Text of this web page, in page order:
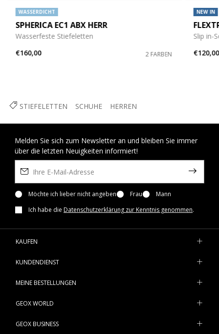
STIEFELETTEN SCHUHE HERREN
WASSERDICHT
SPHERICA EC1 ABX HERR
Wasserfeste Stiefeletten
€160,00
2 FARBEN
NEW IN
Slip in-
€120,00
Melden Sie sich zum Newsletter an und bleiben Sie immer
über die letzten Neuigkeiten informiert!
Möchte ich lieber nicht angeben Frau
Mann
Ich habe die Datenschutzerklärung zur Kenntnis genommen.
KAUFEN
KUNDENDIENST
MEINE BESTELLUNGEN
GEOX WORLD
GEOX BUSINESS